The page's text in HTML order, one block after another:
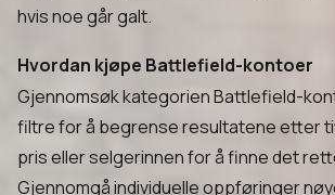
hvis noe går galt.
Hvordan kjøpe Battlefield-kontoer
Gjennomsøk kategorien Battlefield-
filtre for å begrense resultatene etter
pris eller selgerinnen for å finne det
Gjennomgå individuelle oppføringer